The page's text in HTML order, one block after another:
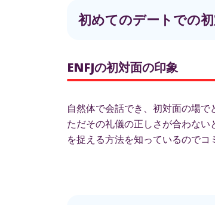
初めてのデートでの
ENFJの初対面の印象
自然体で会話でき、初対面の場で
ただその礼儀の正しさが合わな
を捉える方法を知っているのでコ